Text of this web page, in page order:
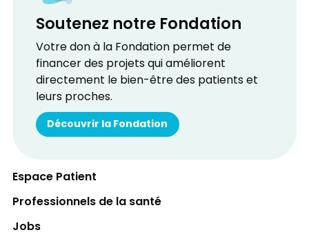
Soutenez notre Fondation
Votre don à la Fondation permet de
financer des projets qui améliorent
directement le bien-être des patients et
leurs proches.
Découvrir la Fondation
Espace Patient
Professionnels de la santé
Jobs